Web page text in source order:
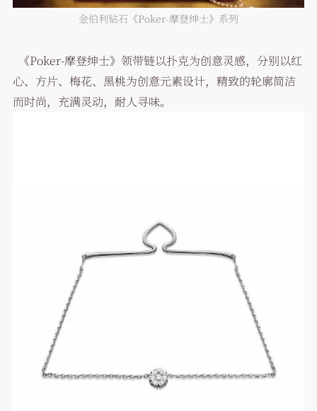
金伯利钻石《Poker-摩登绅士》系列
《Poker-摩登绅士》领带链以扑克为创意灵感，分别以红
心、方片、梅花、黑桃为创意元素设计，精致的轮廓简洁
而时尚，充满灵动，耐人寻味。